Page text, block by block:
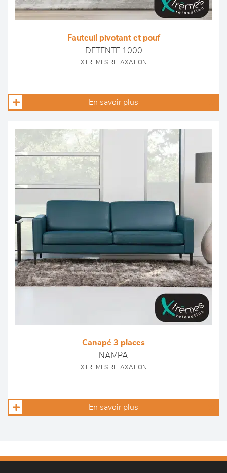
Fauteuil pivotant et pouf
DETENTE 1000
XTREMES RELAXATION
En savoir plus
Canapé 3 places
NAMPA
XTREMES RELAXATION
En savoir plus